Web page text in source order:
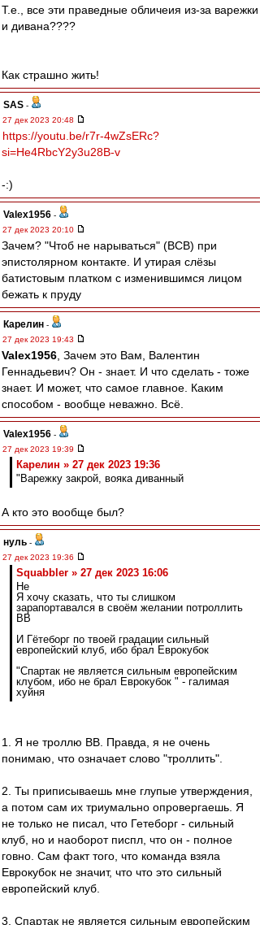
Т.е., все эти праведные обличеия из-за варежки
и дивана????
Как страшно жить!
SAS -
27 дек 2023 20:48
https://youtu.be/r7r-4wZsERc?
si=He4RbcY2y3u28B-v
-:)
Valex1956 -
27 дек 2023 20:10
Зачем? "Чтоб не нарываться" (ВСВ) при
эпистолярном контакте. И утирая слёзы
батистовым платком с изменившимся лицом
бежать к пруду
Карелин -
27 дек 2023 19:43
Valex1956 , Зачем это Вам, Валентин
Геннадьевич? Он - знает. И что сделать - тоже
знает. И может, что самое главное. Каким
способом - вообще неважно. Всё.
Valex1956 -
27 дек 2023 19:39
Карелин » 27 дек 2023 19:36
"Варежку закрой, вояка диванный
А кто это вообще был?
нуль -
27 дек 2023 19:36
Squabbler » 27 дек 2023 16:06
Не
Я хочу сказать, что ты слишком
зарапортавался в своём желании потроллить
ВВ
И Гётеборг по твоей градации сильный
европейский клуб, ибо брал Еврокубок
"Спартак не является сильным европейским
клубом, ибо не брал Еврокубок " - галимая
хуйня
1. Я не троллю ВВ. Правда, я не очень
понимаю, что означает слово "троллить".
2. Ты приписываешь мне глупые утверждения,
а потом сам их триумально опровергаешь. Я
не только не писал, что Гетеборг - сильный
клуб, но и наоборот писпл, что он - полное
говно. Сам факт того, что команда взяла
Еврокубок не значит, что что это сильный
европейский клуб.
3. Спартак не является сильным европейским